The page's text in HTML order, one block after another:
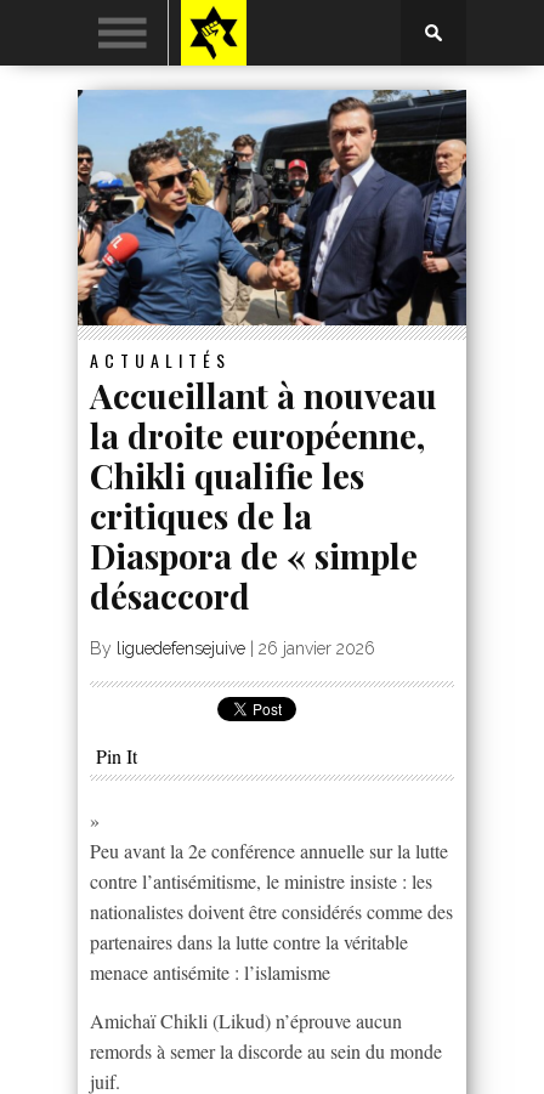
ACTUALITÉS
Accueillant à nouveau
la droite européenne,
Chikli qualifie les
critiques de la
Diaspora de « simple
désaccord
By liguedefensejuive 26 janvier 2026
Pin It
»
Peu avant la 2e conférence annuelle sur la lutte
contre l’antisémitisme, le ministre insiste : les
nationalistes doivent être considérés comme des
partenaires dans la lutte contre la véritable
menace antisémite : l’islamisme
Amichaï Chikli (Likud) n’éprouve aucun
remords à semer la discorde au sein du monde
juif.